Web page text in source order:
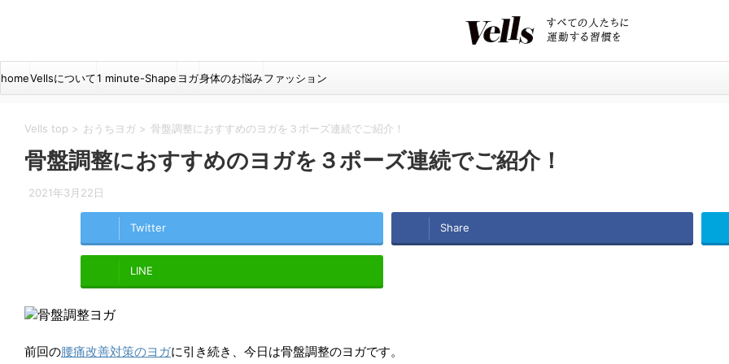
homeVellsについて1 minute-Shape ヨガ身体のお悩みファッション
Vells top > おうちヨガ > 骨盤調整におすすめのヨガを３ポーズ連続でご紹介！
骨盤調整におすすめのヨガを３ポーズ連続でご紹介！
2021年3月22日
Twitter Share
LINE
前回の腰痛改善対策のヨガに引き続き、今日は骨盤調整のヨガです。